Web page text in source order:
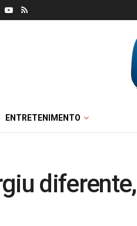
ENTRETENIMENTO